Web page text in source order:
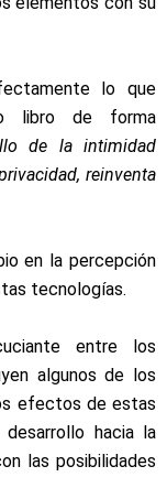
lo que
libro de forma
de la intimidad
reinventa
en la percepción
tecnologías.
entre los
algunos de los
efectos de estas
hacia la
las posibilidades